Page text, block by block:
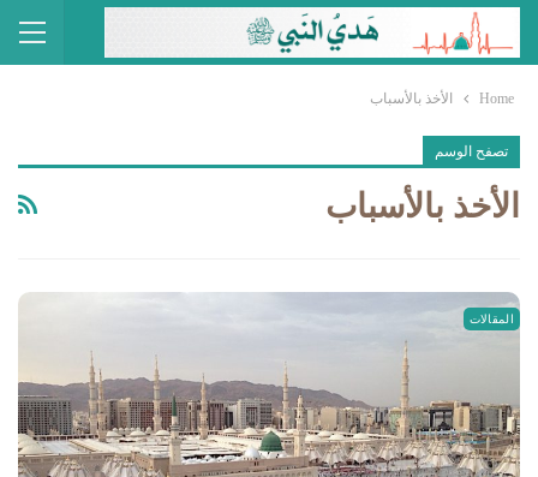
Home الأخذ بالأسباب
تصفح الوسم
الأخذ بالأسباب
المقالات